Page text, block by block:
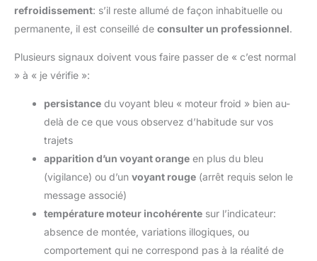
refroidissement: s’il reste allumé de façon inhabituelle ou
permanente, il est conseillé de consulter un professionnel.
Plusieurs signaux doivent vous faire passer de « c’est normal
» à « je vérifie »:
persistance du voyant bleu « moteur froid » bien au-
delà de ce que vous observez d’habitude sur vos
trajets
apparition d’un voyant orange en plus du bleu
(vigilance) ou d’un voyant rouge (arrêt requis selon le
message associé)
température moteur incohérente sur l’indicateur:
absence de montée, variations illogiques, ou
comportement qui ne correspond pas à la réalité de